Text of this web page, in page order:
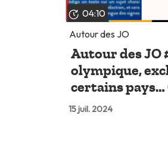
04:10
Autour des JO
Autour des JO
olympique,
certains pays…
15 juil. 2024